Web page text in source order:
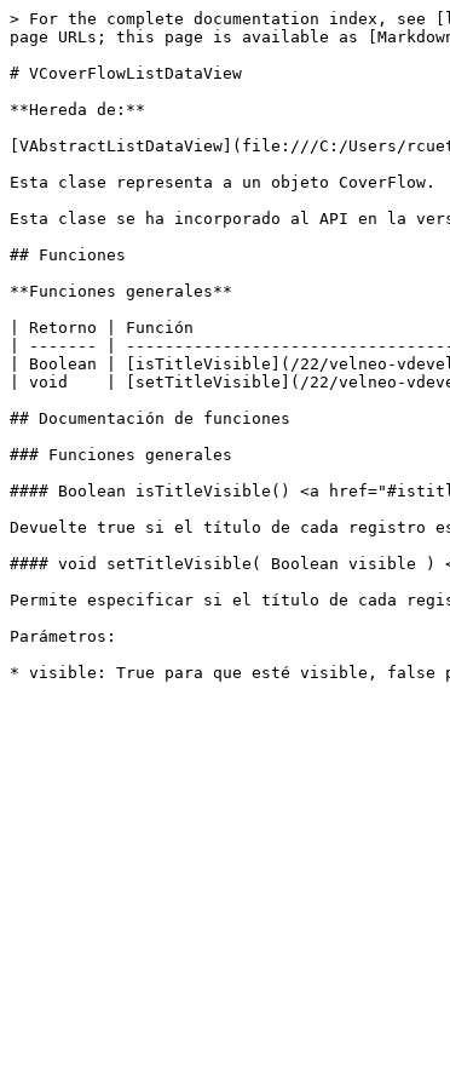
> For the complete documentation index,
page URLs; this page is available as
# VCoverFlowListDataView
**Hereda de:**
[VAbstractListDataView](file:///C:/Users/
Esta clase representa a un objeto CoverFlow.
Esta clase se ha incorporado al API en la
## Funciones
**Funciones generales**
| Retorno | Función
| ------- |
| Boolean | [isTitleVisible](/22/velneo-
| void    | [setTitleVisible](/22/velneo-
## Documentación de funciones
### Funciones generales
#### Boolean isTitleVisible() <a
Devuelte true si el título de cada registro
#### void setTitleVisible( Boolean visible
Permite especificar si el título de cada
Parámetros: